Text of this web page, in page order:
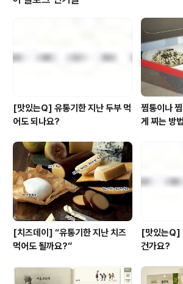
들을 위한 리뷰 박스는 이번에도 무겁게! ㅎㅎ 무거움 속에
가벼움이 가득 담긴 풀로거 리뷰 박스는 지금 배.송.중! 리
뷰 박스가 도착하기 전 어떤 제품들이 도착할지 살짝 한 번
엿보기 타임~! 오케? 하나. 언제 먹어도 부담없는 맛있는
칼로리 조절..
[맛있는Q] 유통기한 지난 두부 먹
어도 되나요?
찜통이나
게 찌는 방
[치즈데이] “유통기한 지난 치즈
먹어도 될까요?”
[맛있는Q]
건가요?